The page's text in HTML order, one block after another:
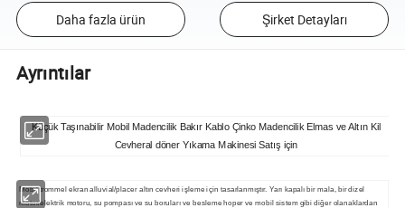
Daha fazla ürün Şirket Detayları
Ayrıntılar
Küçük Taşınabilir Mobil Madencilik Bakır Kablo Çinko Madencilik Elmas ve Altın Kil
Cevheral döner Yıkama Makinesi Satış için
Mobil trommel ekran alluvial/placer altın cevheri işleme için tasarlanmıştır. Yarı kapalı bir mala, bir dizel
motor/elektrik motoru, su pompası ve su boruları ve besleme hoper ve mobil sistem gibi diğer olanaklardan